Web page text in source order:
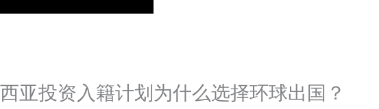
亚投资入籍计划为什么选择环球出国？